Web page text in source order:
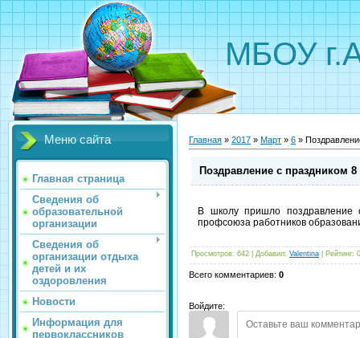
МБОУ
Меню сайта
Главная страница
Сведения об
образовательной
организации
Сведения об
организации отдыха
детей и их
оздоровления
Новости
Информация для
первоклассников
Главная » 2017 » Март » 6 »
Поздравление с праздником
В школу пришло поздравление
профсоюза работников
Просмотров: 642 Добавил: Valentina Рейтинг:
Всего комментариев: 0
Войдите: